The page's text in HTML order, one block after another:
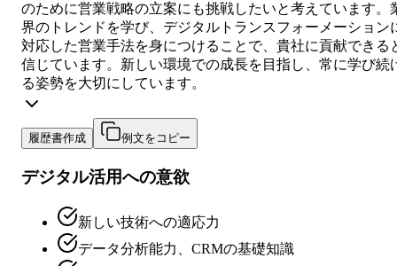
のために営業戦略の立案にも挑戦したいと考えています。
界のトレンドを学び、デジタルトランスフォーメーション
対応した営業手法を身につけることで、貴社に貢献できる
信じています。新しい環境での成長を目指し、常に学び続
る姿勢を大切にしています。
履歴書作成 例文をコピー
デジタル活用への意欲
新しい技術への適応力
データ分析能力、CRMの基礎知識